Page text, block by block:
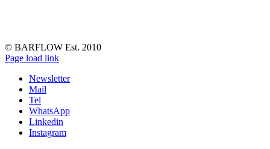
© BARFLOW Est. 2010
Facebook
Instagram
YouTube
Tiktok
LinkedIn
Page load link
Newsletter
Mail
Tel
WhatsApp
Linkedin
Instagram